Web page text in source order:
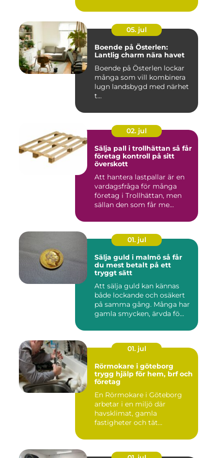
05. jul
Boende på Österlen:
Lantlig charm nära havet
Boende på Österlen lockar
många som vill kombinera
lugn landsbygd med närhet
t...
02. jul
Sälja pall i trollhättan så får
företag kontroll på sitt
överskott
Att hantera lastpallar är en
vardagsfråga för många
företag i Trollhättan, men
sällan den som får me...
01. jul
Sälja guld i malmö så får
du mest betalt på ett
tryggt sätt
Att sälja guld kan kännas
både lockande och osäkert
på samma gång. Många har
gamla smycken, ärvda fö...
01. jul
Rörmokare i göteborg
trygg hjälp för hem, brf och
företag
En Rörmokare i Göteborg
arbetar i en miljö där
havsklimat, gamla
fastigheter och tät